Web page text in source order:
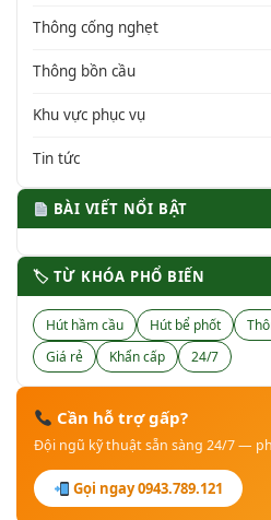
Thông cống nghẹt
Thông bồn cầu
Khu vực phục vụ
Tin tức
BÀI VIẾT NỔI BẬT
🏷 TỪ KHÓA PHỔ BIẾN
Hút hầm cầu Hút bể phốt
Giá rẻ
Khẩn cấp 24/7
Cần hỗ trợ gấp?
Đội ngũ kỹ thuật sẵn sàng 24/7 —
Gọi ngay 0943.789.121